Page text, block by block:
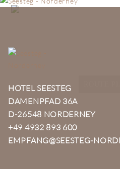
HOTEL SEESTEG
DAMENPFAD 36A
D-26548 NORDERNEY
+49 4932 893 600
EMPFANG@SEESTEG-